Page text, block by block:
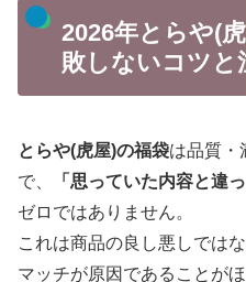
2026年とらや(
敗しないコツと
とらや(虎屋)の福袋は品質・
で、
「思っていた内容と違っ
ゼロではありません。
これは商品の良し悪しではな
マッチが原因であることがほ